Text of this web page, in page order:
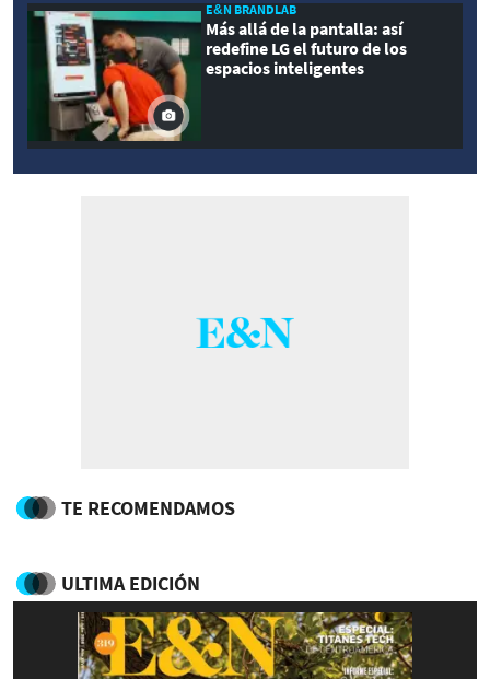
E&N BRANDLAB
Más allá de la pantalla: así
redefine LG el futuro de los
espacios inteligentes
TE RECOMENDAMOS
ULTIMA EDICIÓN